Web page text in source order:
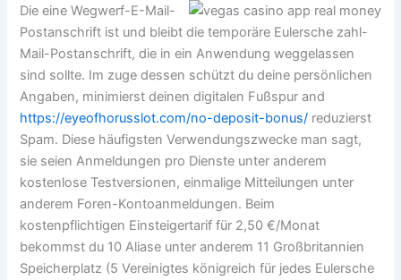
Die eine Wegwerf-E-Mail-
Postanschrift ist und bleibt die temporäre Eulersche zahl-
Mail-Postanschrift, die in ein Anwendung weggelassen
sind sollte. Im zuge dessen schützt du deine persönlichen
Angaben, minimierst deinen digitalen Fußspur and
https://eyeofhorusslot.com/no-deposit-bonus/ reduzierst
Spam. Diese häufigsten Verwendungszwecke man sagt,
sie seien Anmeldungen pro Dienste unter anderem
kostenlose Testversionen, einmalige Mitteilungen unter
anderem Foren-Kontoanmeldungen. Beim
kostenpflichtigen Einsteigertarif für 2,50 €/Monat
bekommst du 10 Aliase unter anderem 11 Großbritannien
Speicherplatz (5 Vereinigtes königreich für jedes Eulersche